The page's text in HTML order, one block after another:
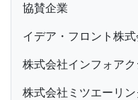
協賛企業
イデア・フロント株
株式会社インフォアク
株式会社ミツエーリン